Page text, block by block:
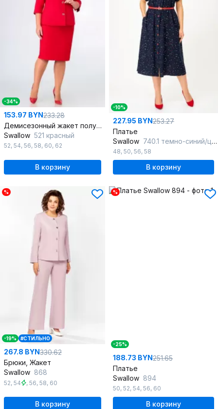
-34%
153.97 BYN233.28
Демисезонный жакет полуприлегающего силуэта из костюмной ткани
Swallow 521 красный
52, 54, 56, 58, 60, 62
В корзину
-10%
227.95 BYN253.27
Платье
Swallow 740.1 темно-синий/цветной_горошек
48, 50, 56, 58
В корзину
%
-19% #СТИЛЬНО
267.8 BYN330.62
Брюки, Жакет
Swallow 868
52, 54 , 56, 58, 60
В корзину
%
-25%
188.73 BYN251.65
Платье
Swallow 894
50, 52, 54, 56, 60
В корзину